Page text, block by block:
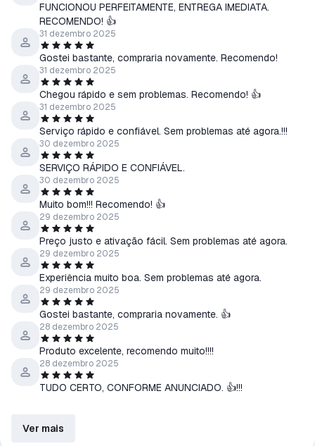
FUNCIONOU PERFEITAMENTE, ENTREGA IMEDIATA.
RECOMENDO! 👍
31 dezembro 2025
Gostei bastante, compraria novamente. Recomendo!
31 dezembro 2025
Chegou rápido e sem problemas. Recomendo! 👍
31 dezembro 2025
Serviço rápido e confiável. Sem problemas até agora.!!!
30 dezembro 2025
SERVIÇO RÁPIDO E CONFIÁVEL.
30 dezembro 2025
Muito bom!!! Recomendo! 👍
29 dezembro 2025
Preço justo e ativação fácil. Sem problemas até agora.
29 dezembro 2025
Experiência muito boa. Sem problemas até agora.
29 dezembro 2025
Gostei bastante, compraria novamente. 👍
28 dezembro 2025
Produto excelente, recomendo muito!!!!
28 dezembro 2025
TUDO CERTO, CONFORME ANUNCIADO. 👍!!!
Ver mais